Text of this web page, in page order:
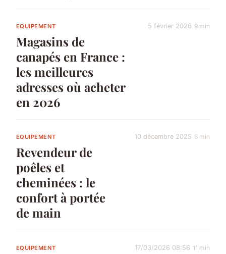
EQUIPEMENT
Magasins de
canapés en France :
les meilleures
adresses où acheter
en 2026
5 février 2026 9 min
EQUIPEMENT
Revendeur de
poêles et
cheminées : le
confort à portée
de main
10 décembre 2025 6 min
EQUIPEMENT 17/03/2026 08:56 11 min